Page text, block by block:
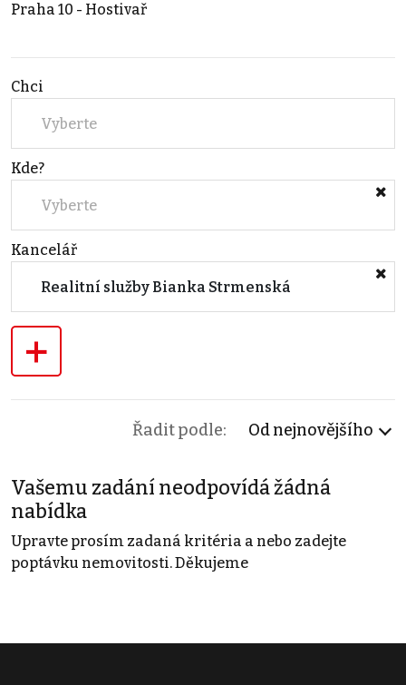
Praha 10 - Hostivař
Chci
Vyberte
Kde?
Vyberte
Kancelář
Realitní služby Bianka Strmenská
+
Řadit podle: Od nejnovějšího
Vašemu zadání neodpovídá žádná
nabídka
Upravte prosím zadaná kritéria a nebo zadejte
poptávku nemovitosti. Děkujeme